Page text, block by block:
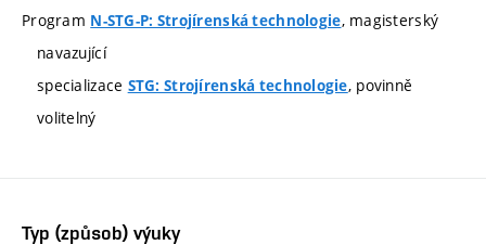
Program N-STG-P: Strojírenská technologie, magisterský
navazující
specializace STG: Strojírenská technologie, povinně
volitelný
Typ (způsob) výuky